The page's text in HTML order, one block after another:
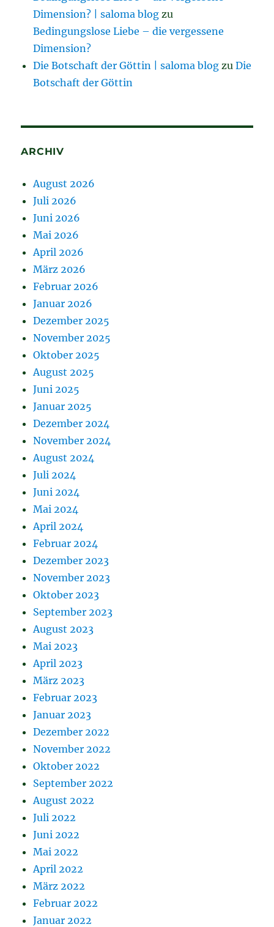
Dimension? | saloma blog zu
Bedingungslose Liebe – die vergessene
Dimension?
Die Botschaft der Göttin | saloma blog zuDie
Botschaft der Göttin
ARCHIV
August 2026
Juli 2026
Juni 2026
Mai 2026
April 2026
März 2026
Februar 2026
Januar 2026
Dezember 2025
November 2025
Oktober 2025
August 2025
Juni 2025
Januar 2025
Dezember 2024
November 2024
August 2024
Juli 2024
Juni 2024
Mai 2024
April 2024
Februar 2024
Dezember 2023
November 2023
Oktober 2023
September 2023
August 2023
Mai 2023
April 2023
März 2023
Februar 2023
Januar 2023
Dezember 2022
November 2022
Oktober 2022
September 2022
August 2022
Juli 2022
Juni 2022
Mai 2022
April 2022
März 2022
Februar 2022
Januar 2022